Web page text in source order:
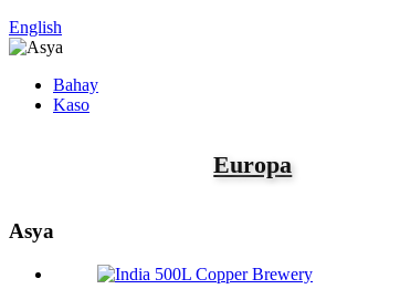
English
Bahay
Kaso
Europa
Asya